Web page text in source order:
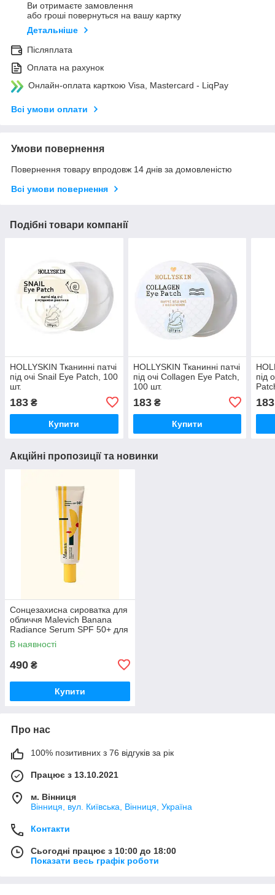
Ви отримаєте замовлення
або гроші повернуться на вашу картку
Детальніше
Післяплата
Оплата на рахунок
Онлайн-оплата карткою Visa, Mastercard - LiqPay
Всі умови оплати
Умови повернення
Повернення товару впродовж 14 днів за домовленістю
Всі умови повернення
Подібні товари компанії
HOLLYSKIN Тканинні патчі
під очі Snail Eye Patch, 100
шт.
183 ₴
Купити
HOLLYSKIN Тканинні патчі
під очі Collagen Eye Patch,
100 шт.
183₴
Купити
під
183
Акційні пропозиції та новинки
Сонцезахисна сироватка для
обличчя Malevich Banana
Radiance Serum SPF 50+ для
сяйва шкіри
В наявності
490 ₴
Купити
Про нас
100% позитивних з 76 відгуків за рік
Працює з 13.10.2021
м. Вінниця
Вінниця, вул. Київська, Вінниця, Україна
Контакти
Сьогодні працює з 10:00 до 18:00
Показати весь графік роботи